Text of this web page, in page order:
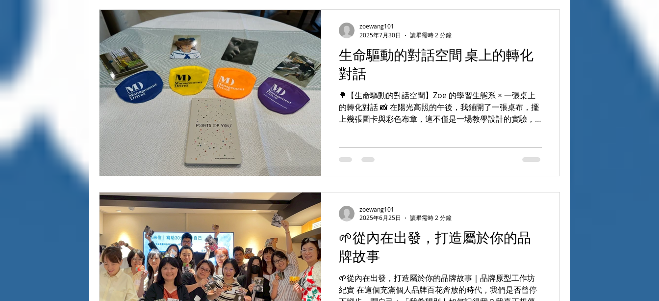
生命驅動的對話空間 桌上的轉化
對話
🌳【生命驅動的對話空間】Zoe 的學習生態系 × 一張桌上
的轉化對話 📸 在陽光高照的午後，我鋪開了一張桌布，擺
上幾張圖卡與彩色布章，這不僅是一場教學設計的實驗，
zoewang101
2025年7月30日
讀畢需時 2 分鐘
🌱從內在出發，打造屬於你的品
牌故事
🌱從內在出發，打造屬於你的品牌故事｜品牌原型工作坊
紀實 在這個充滿個人品牌百花齊放的時代，我們是否曾停
zoewang101
2025年6月25日
讀畢需時 2 分鐘